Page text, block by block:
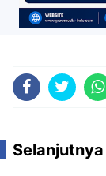
Selanjutnya